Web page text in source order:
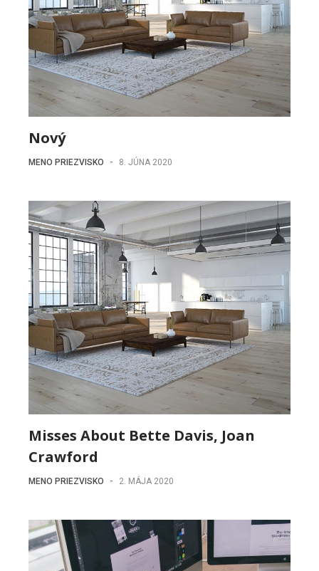
Nový
MENO PRIEZVISKO - 8. JÚNA 2020
Misses About Bette Davis, Joan
Crawford
MENO PRIEZVISKO - 2. MÁJA 2020